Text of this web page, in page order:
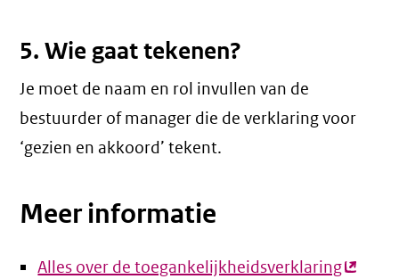
5. Wie gaat tekenen?
Je moet de naam en rol invullen van de
bestuurder of manager die de verklaring voor
‘gezien en akkoord’ tekent.
Meer informatie
Alles over de toegankelijkheidsverklaring